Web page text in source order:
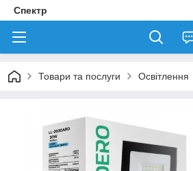
Спектр
Товари та послуги Освітлення